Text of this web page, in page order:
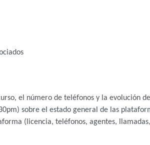
el número de teléfonos y la evolución
sobre el estado general de las
(licencia, teléfonos, agentes,